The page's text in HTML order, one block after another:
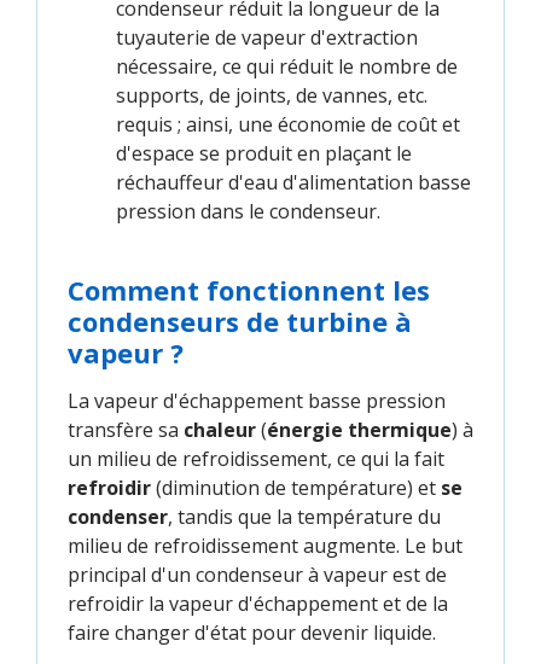
condenseur réduit la longueur de la
tuyauterie de vapeur d'extraction
nécessaire, ce qui réduit le nombre de
supports, de joints, de vannes, etc.
requis ; ainsi, une économie de coût et
d'espace se produit en plaçant le
réchauffeur d'eau d'alimentation basse
pression dans le condenseur.
Comment fonctionnent les
condenseurs de turbine à
vapeur ?
La vapeur d'échappement basse pression
transfère sa chaleur(énergie thermique) à
un milieu de refroidissement, ce qui la fait
refroidir(diminution de température) et se
condenser, tandis que la température du
milieu de refroidissement augmente. Le but
principal d'un condenseur à vapeur est de
refroidir la vapeur d'échappement et de la
faire changer d'état pour devenir liquide.